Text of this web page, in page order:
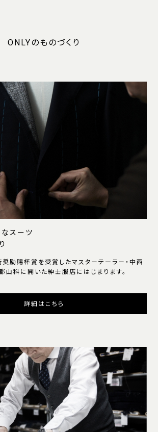
ONLYのものづくり
なスーツ
励賜杯賞を受賞したマスターテーラー・中西
山科に開いた紳士服店にはじまります。
詳細はこちら